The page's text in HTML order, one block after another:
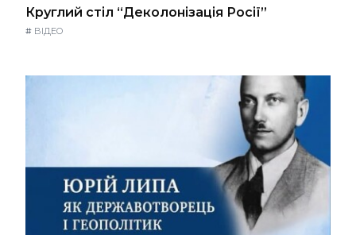
Круглий стіл “Деколонізація Росії”
# ВІДЕО